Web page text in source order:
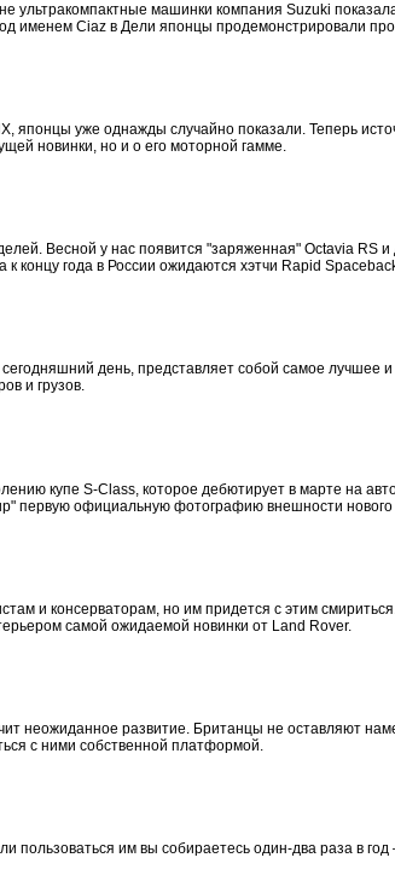
ультракомпактные машинки компания Suzuki
именем Ciaz в Дели японцы продемонстрировали
японцы уже однажды случайно показали. Теперь
новинки, но и о его моторной гамме.
Весной у нас появится "заряженная" Octavia
концу года в России ожидаются хэтчи Rapid
день, представляет собой самое лучшее
и грузов.
купе S-Class, которое дебютирует в марте на
первую официальную фотографию внешности нового
и консерваторам, но им придется с этим
самой ожидаемой новинки от Land Rover.
неожиданное развитие. Британцы не оставляют
с ними собственной платформой.
пользоваться им вы собираетесь один-два раза в